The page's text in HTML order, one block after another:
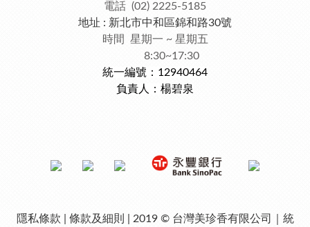
電話 (02) 2225-5185
地址 : 新北市中和區錦和路30號
時間 星期一 ~ 星期五
8:30~17:30
統一編號：12940464
負責人：楊碧泉
隱私條款 | 條款及細則 | 2019 © 台灣美珍香有限公司｜統